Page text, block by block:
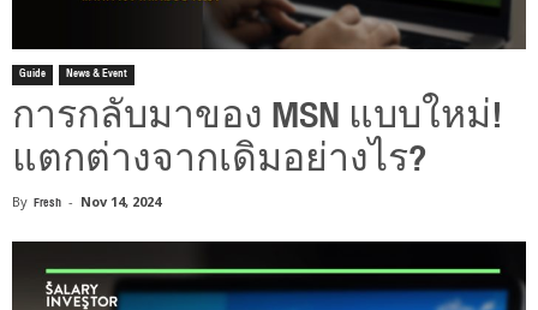
Guide News & Event
การกลับมาของ MSN แบบใหม่!
แตกต่างจากเดิมอย่างไร?
By Fresh - Nov 14, 2024